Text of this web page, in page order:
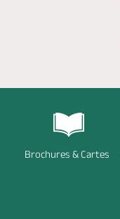
Brochures & Cartes